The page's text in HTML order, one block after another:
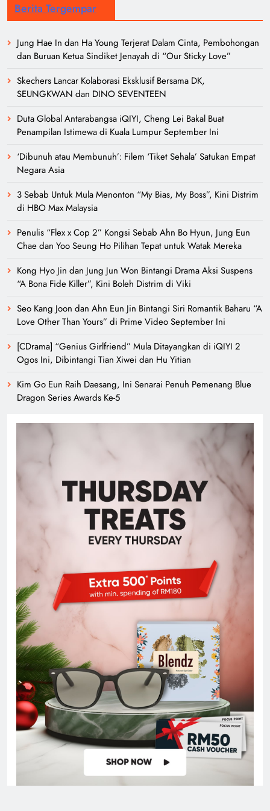
Berita Tergempar
Jung Hae In dan Ha Young Terjerat Dalam Cinta, Pembohongan
dan Buruan Ketua Sindiket Jenayah di “Our Sticky Love”
Skechers Lancar Kolaborasi Eksklusif Bersama DK,
SEUNGKWAN dan DINO SEVENTEEN
Duta Global Antarabangsa iQIYI, Cheng Lei Bakal Buat
Penampilan Istimewa di Kuala Lumpur September Ini
‘Dibunuh atau Membunuh’: Filem ‘Tiket Sehala’ Satukan Empat
Negara Asia
3 Sebab Untuk Mula Menonton “My Bias, My Boss”, Kini Distrim
di HBO Max Malaysia
Penulis “Flex x Cop 2” Kongsi Sebab Ahn Bo Hyun, Jung Eun
Chae dan Yoo Seung Ho Pilihan Tepat untuk Watak Mereka
Kong Hyo Jin dan Jung Jun Won Bintangi Drama Aksi Suspens
“A Bona Fide Killer”, Kini Boleh Distrim di Viki
Seo Kang Joon dan Ahn Eun Jin Bintangi Siri Romantik Baharu “A
Love Other Than Yours” di Prime Video September Ini
[CDrama] “Genius Girlfriend” Mula Ditayangkan di iQIYI 2
Ogos Ini, Dibintangi Tian Xiwei dan Hu Yitian
Kim Go Eun Raih Daesang, Ini Senarai Penuh Pemenang Blue
Dragon Series Awards Ke-5